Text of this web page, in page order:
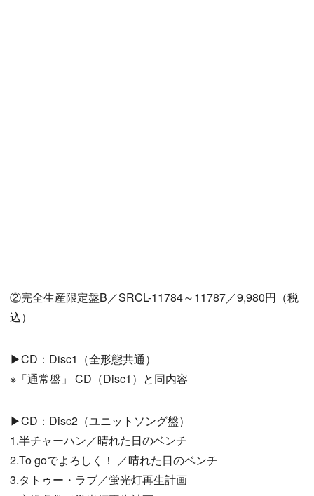
②完全生産限定盤B／SRCL-11784～11787／9,980円（税
込）
▶CD：Disc1（全形態共通）
※「通常盤」 CD（Disc1）と同内容
▶CD：Disc2（ユニットソング盤）
1.半チャーハン／晴れた日のベンチ
2.To goでよろしく！ ／晴れた日のベンチ
3.タトゥー・ラブ／蛍光灯再生計画